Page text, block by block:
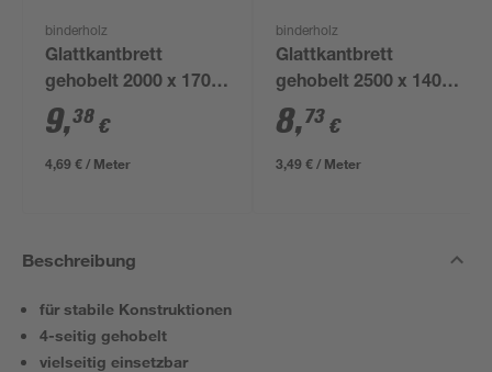
binderholz
Glattkantbrett
gehobelt 2000 x 170 x
18 mm
9,38 €
4,69 € / Meter
binderholz
Glattkantbrett
gehobelt 2500 x 140 x
18 mm
8,73 €
3,49 € / Meter
Beschreibung
für stabile Konstruktionen
4-seitig gehobelt
vielseitig einsetzbar